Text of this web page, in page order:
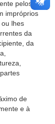
pelos
impróprios
lhes
da
da
de
e à